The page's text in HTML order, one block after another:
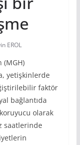
EROL
(MGH)
yetişkinlerde
faktör
bağlantıda
olarak
saatlerinde